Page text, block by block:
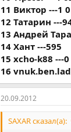
11 Виктор ---1
12 Татарин ---
13 Андрей
14 Хант ---595
15 xcho-k88 ---0
16
20.09.2012
SAXAR сказал(а):